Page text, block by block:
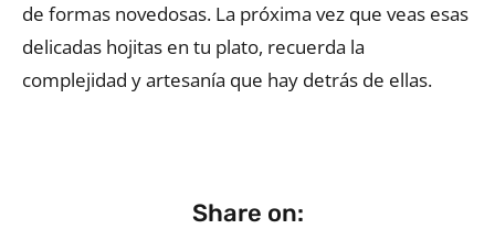
de formas novedosas. La próxima vez que veas esas
delicadas hojitas en tu plato, recuerda la
complejidad y artesanía que hay detrás de ellas.
Share on: